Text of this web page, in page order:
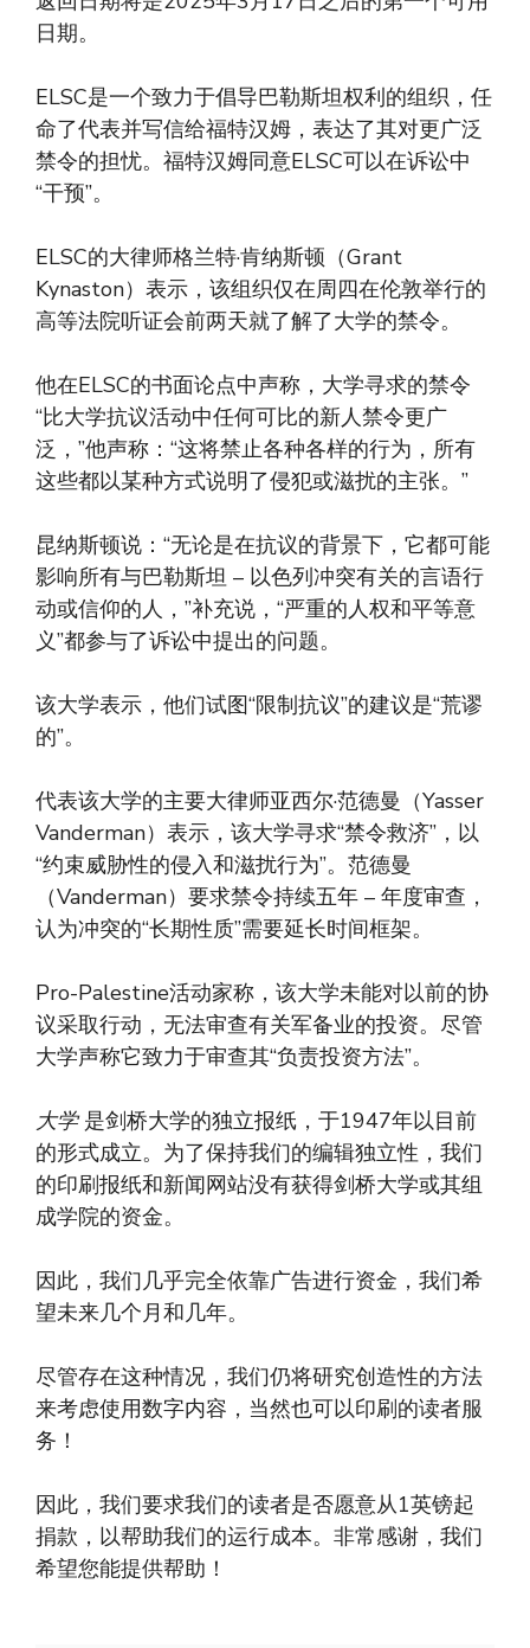
日期。
ELSC是一个致力于倡导巴勒斯坦权利的组织，任
命了代表并写信给福特汉姆，表达了其对更广泛
禁令的担忧。福特汉姆同意ELSC可以在诉讼中
“干预”。
ELSC的大律师格兰特·肯纳斯顿（Grant
Kynaston）表示，该组织仅在周四在伦敦举行的
高等法院听证会前两天就了解了大学的禁令。
他在ELSC的书面论点中声称，大学寻求的禁令
“比大学抗议活动中任何可比的新人禁令更广
泛，”他声称：“这将禁止各种各样的行为，所有
这些都以某种方式说明了侵犯或滋扰的主张。”
昆纳斯顿说：“无论是在抗议的背景下，它都可能
影响所有与巴勒斯坦 – 以色列冲突有关的言语行
动或信仰的人，”补充说，“严重的人权和平等意
义”都参与了诉讼中提出的问题。
该大学表示，他们试图“限制抗议”的建议是“荒谬
的”。
代表该大学的主要大律师亚西尔·范德曼（Yasser
Vanderman）表示，该大学寻求“禁令救济”，以
“约束威胁性的侵入和滋扰行为”。范德曼
（Vanderman）要求禁令持续五年 – 年度审查，
认为冲突的“长期性质”需要延长时间框架。
Pro-Palestine活动家称，该大学未能对以前的协
议采取行动，无法审查有关军备业的投资。尽管
大学声称它致力于审查其“负责投资方法”。
大学是剑桥大学的独立报纸，于1947年以目前
的形式成立。为了保持我们的编辑独立性，我们
的印刷报纸和新闻网站没有获得剑桥大学或其组
成学院的资金。
因此，我们几乎完全依靠广告进行资金，我们希
望未来几个月和几年。
尽管存在这种情况，我们仍将研究创造性的方法
来考虑使用数字内容，当然也可以印刷的读者服
务！
因此，我们要求我们的读者是否愿意从1英镑起
捐款，以帮助我们的运行成本。非常感谢，我们
希望您能提供帮助！